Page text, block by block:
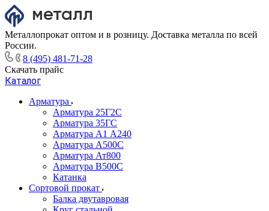
Металлопрокат оптом и в розницу. Доставка металла по всей
России.
8 (495) 481-71-28
Скачать прайс
Каталог
Арматура
Арматура 25Г2С
Арматура 35ГС
Арматура А1 А240
Арматура А500С
Арматура Ат800
Арматура В500С
Катанка
Сортовой прокат
Балка двутавровая